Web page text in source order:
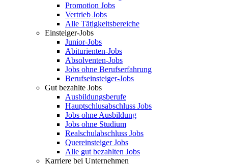
Promotion Jobs
Vertrieb Jobs
Alle Tätigkeitsbereiche
Einsteiger-Jobs
Junior-Jobs
Abiturienten-Jobs
Absolventen-Jobs
Jobs ohne Berufserfahrung
Berufseinsteiger-Jobs
Gut bezahlte Jobs
Ausbildungsberufe
Hauptschlusabschluss Jobs
Jobs ohne Ausbildung
Jobs ohne Studium
Realschulabschluss Jobs
Quereinsteiger Jobs
Alle gut bezahlten Jobs
Karriere bei Unternehmen